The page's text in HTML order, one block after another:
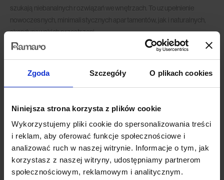
Zgoda Szczegóły O plikach cookies
Niniejsza strona korzysta z plików cookie
Wykorzystujemy pliki cookie do spersonalizowania treści
i reklam, aby oferować funkcje społecznościowe i
analizować ruch w naszej witrynie. Informacje o tym, jak
korzystasz z naszej witryny, udostępniamy partnerom
społecznościowym, reklamowym i analitycznym.
szukają niebanalnych rozwiązań we wnętrzach. To uzupełnienie
nowoczesnych, minimalistycznych apartamentów, jak i naturalnych,
skandynawskich przestrzeni.
Co wyróżnia dywany z kolekcji Handmade?
posiadają trójwymiarową strukturę runa)
– soft touch (dywany, które w składzie posiadają włókna wiskozy,
charakteryzują się niezwykle miękkim i przyjemnym w dotyku runem).
Dane techniczne